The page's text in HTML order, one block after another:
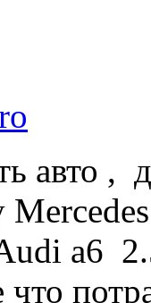
авто
a6
что